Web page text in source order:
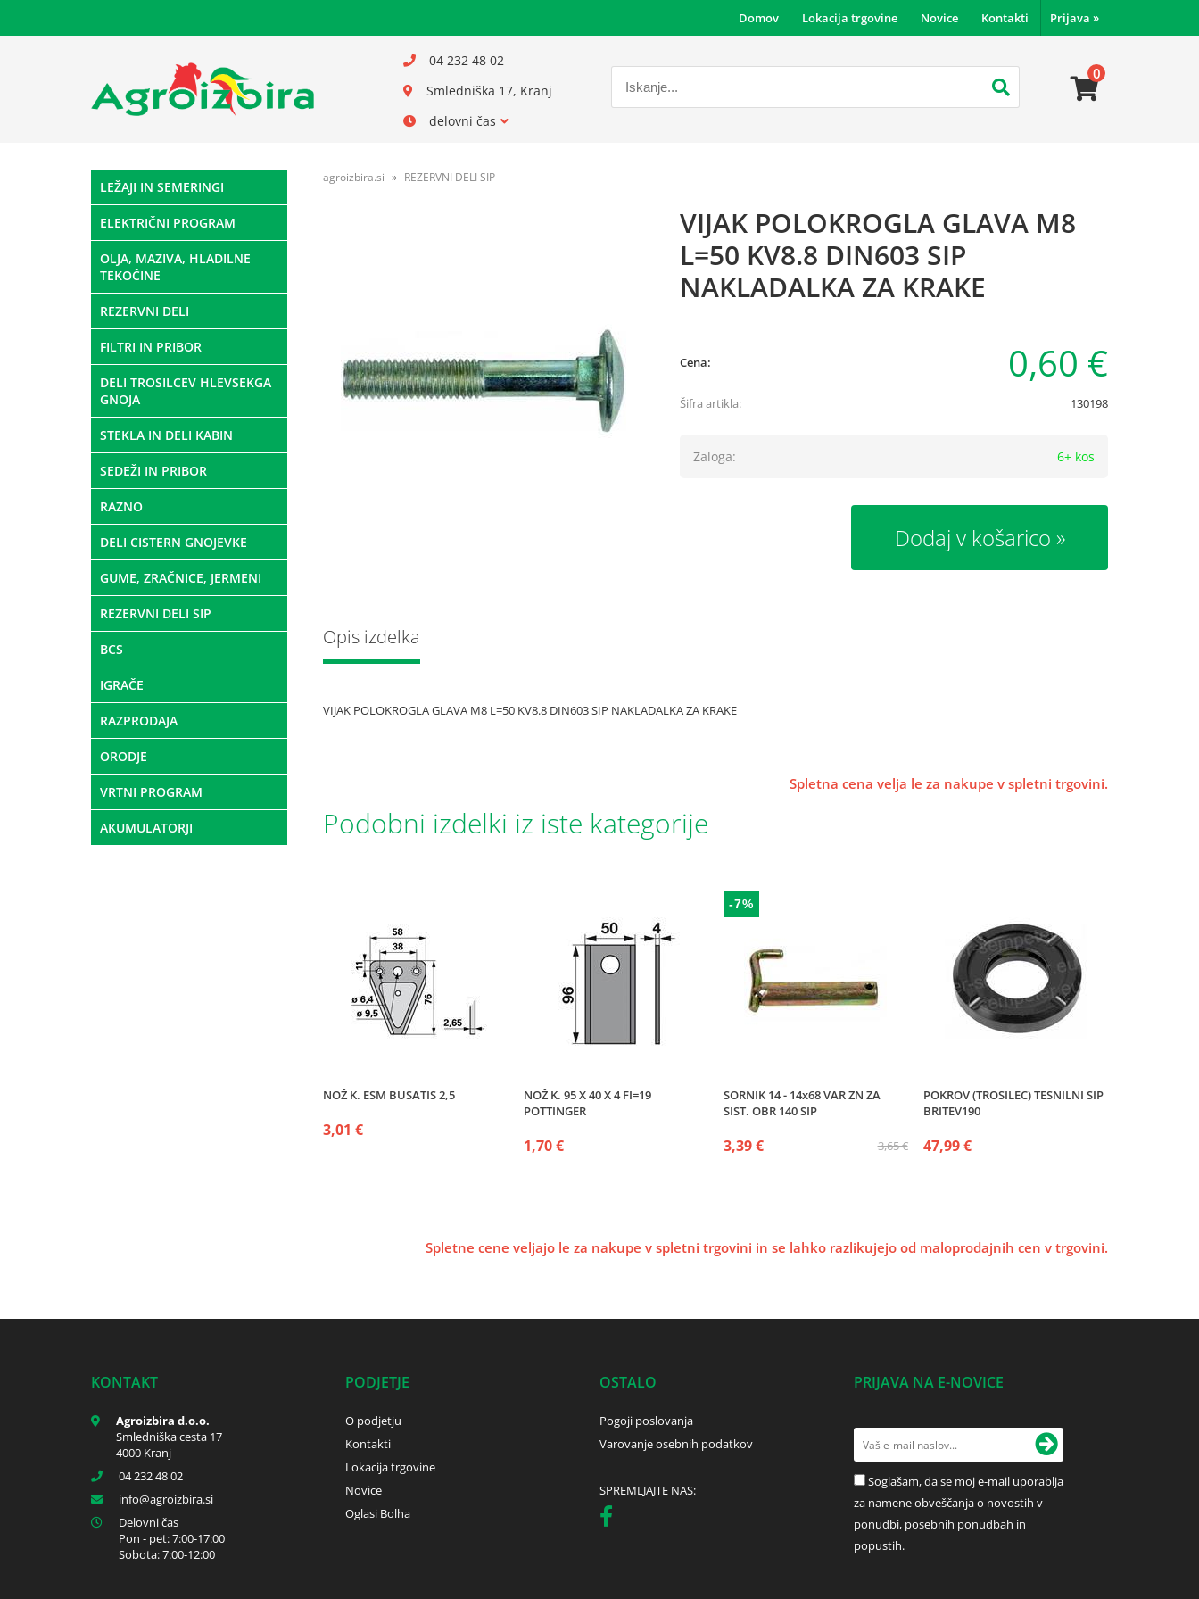
Prijava »
Domov Lokacija trgovine Novice Kontakti
04 232 48 02
Smledniška 17, Kranj
delovni čas
0
LEŽAJI IN SEMERINGI
ELEKTRIČNI PROGRAM
OLJA, MAZIVA, HLADILNE
TEKOČINE
REZERVNI DELI
FILTRI IN PRIBOR
DELI TROSILCEV HLEVSEKGA
GNOJA
STEKLA IN DELI KABIN
SEDEŽI IN PRIBOR
RAZNO
DELI CISTERN GNOJEVKE
GUME, ZRAČNICE, JERMENI
REZERVNI DELI SIP
BCS
IGRAČE
RAZPRODAJA
ORODJE
VRTNI PROGRAM
AKUMULATORJI
agroizbira.si REZERVNI DELI SIP
VIJAK POLOKROGLA GLAVA M8
L=50 KV8.8 DIN603 SIP
NAKLADALKA ZA KRAKE
Cena: 0,60 €
Šifra artikla: 130198
Zaloga: 6+ kos
Dodaj v košarico
Opis izdelka
VIJAK POLOKROGLA GLAVA M8 L=50 KV8.8 DIN603 SIP NAKLADALKA ZA KRAKE
Spletna cena velja le za nakupe v spletni trgovini.
Podobni izdelki iz iste kategorije
NOŽ K. ESM BUSATIS 2,5
3,01 €
NOŽ K. 95 X 40 X 4 FI=19
POTTINGER
1,70 €
-7%
SORNIK 14 - 14x68 VAR ZN ZA
SIST. OBR 140 SIP
3,65 €
3,39 €
POKROV (TROSILEC) TESNILNI SIP
BRITEV190
47,99 €
Spletne cene veljajo le za nakupe v spletni trgovini in se lahko razlikujejo od maloprodajnih cen v trgovini.
KONTAKT
Agroizbira d.o.o.
Smledniška cesta 17
4000 Kranj
04 232 48 02
info
agroizbira.si
Delovni čas
Pon - pet: 7:00-17:00
Sobota: 7:00-12:00
PODJETJE
O podjetju
Kontakti
Lokacija trgovine
Novice
Oglasi Bolha
OSTALO
Pogoji poslovanja
Varovanje osebnih podatkov
SPREMLJAJTE NAS:
PRIJAVA NA E-NOVICE
Soglašam, da se moj e-mail uporablja
za namene obveščanja o novostih v
ponudbi, posebnih ponudbah in
popustih.